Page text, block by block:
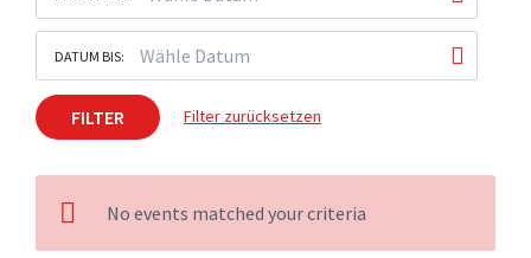
DATUM BIS:
FILTER Filter zurücksetzen
No events matched your criteria